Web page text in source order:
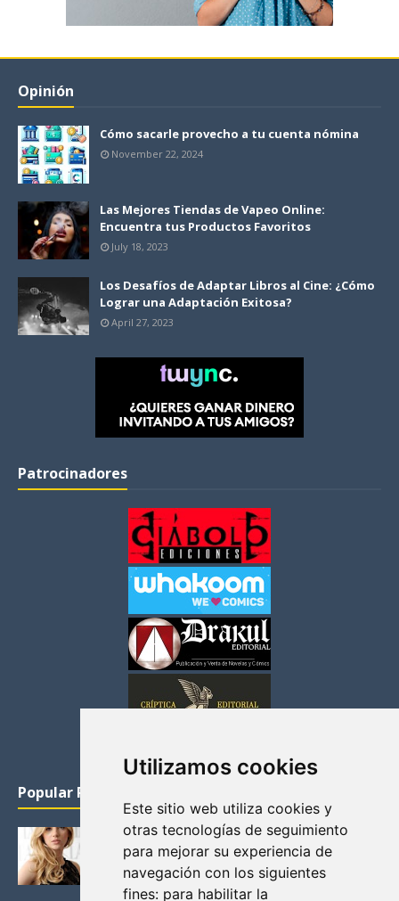
Utilizamos cookies
Este sitio web utiliza cookies y
otras tecnologías de seguimiento
para mejorar su experiencia de
navegación con los siguientes
fines: para habilitar la
Opinión
Cómo sacarle provecho a tu cuenta nómina
November 22, 2024
Las Mejores Tiendas de Vapeo Online:
Encuentra tus Productos Favoritos
July 18, 2023
Los Desafíos de Adaptar Libros al Cine: ¿Cómo
Lograr una Adaptación Exitosa?
April 27, 2023
Patrocinadores
Popular Posts
KATHERYN WINNICK: LA ACTRIZ MAS GUAPA DE
VIKINGOS
Junio 14, 2013